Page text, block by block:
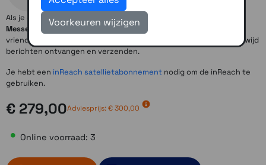
Als je offgrid bent, gaat de kleine, robuuste
Messenger
de grenzen van mobiele netwerken te buiten om
vrienden en familie binnen bereik te houden, want je kunt wereldwijd
berichten ontvangen en verzenden.
Je hebt een inReach satellietabonnement nodig om de inReach te
gebruiken.
€ 279,00Adviesprijs:€ 300,00
Online voorraad: 3
Voorkeuren wijzigen